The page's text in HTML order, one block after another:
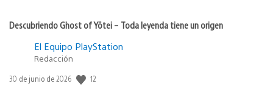
Descubriendo Ghost of Yōtei – Toda leyenda tiene un origen
El Equipo PlayStation
Redacción
Fecha
30 de junio de 2026 12